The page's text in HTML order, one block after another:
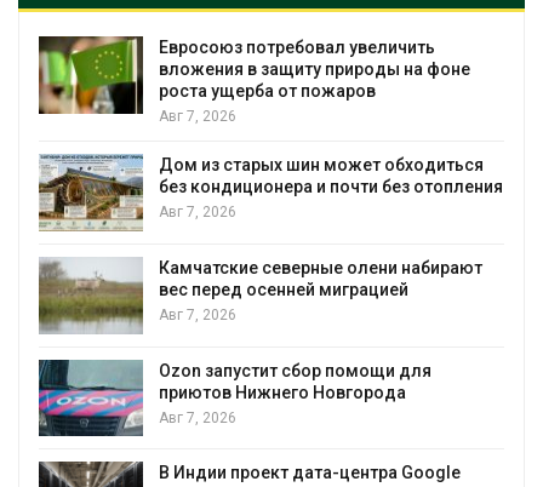
Американские экологи предупредили о
масштабном загрязнении из-за
противопожарной пены
Авг 7, 2026
Названы ведущие экологические НКО
России по итогам 2025 года
Авг 7, 2026
Тайфун, засуха и пожары: сразу
несколько регионов столкнулись с
экстремальными природными
Авг 7, 2026
Солнечные панели над каналами
позволяют одновременно
воду